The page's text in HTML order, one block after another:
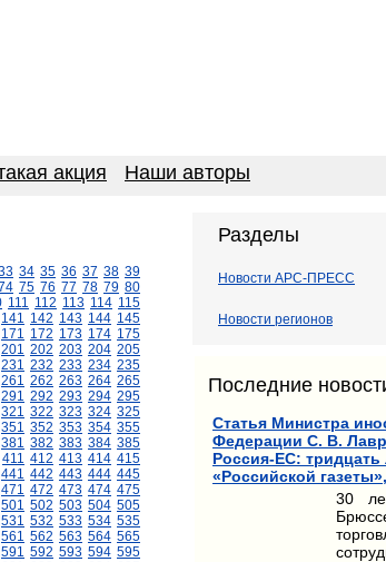
акция Наши авторы
34 35 36 37 38 39
75 76 77 78 79 80
111 112 113 114 115
141 142 143 144 145
171 172 173 174 175
201 202 203 204 205
231 232 233 234 235
261 262 263 264 265
291 292 293 294 295
321 322 323 324 325
351 352 353 354 355
381 382 383 384 385
411 412 413 414 415
441 442 443 444 445
471 472 473 474 475
501 502 503 504 505
531 532 533 534 535
561 562 563 564 565
591 592 593 594 595
Разделы
Новости АРС-ПРЕСС
Новости регионов
Последние
Статья Министра
Федерации С. В.
Россия-ЕС:
«Российской
30